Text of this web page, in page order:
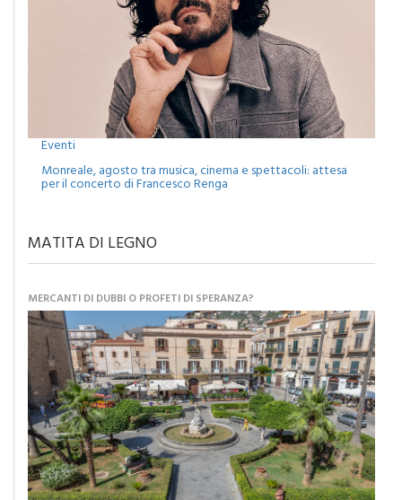
Eventi
Monreale, agosto tra musica, cinema e spettacoli: attesa
MATITA DI LEGNO
MERCANTI DI DUBBI O PROFETI DI SPERANZA?